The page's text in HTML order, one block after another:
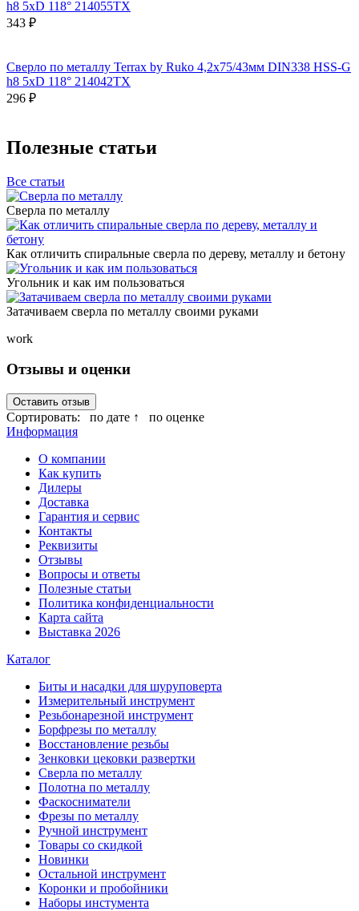
h8 5xD 118° 214055TX
343 ₽
Сверло по металлу Terrax by Ruko 4,2x75/43мм DIN338 HSS-G
h8 5xD 118° 214042TX
296 ₽
Полезные статьи
Все статьи
Сверла по металлу
Как отличить спиральные сверла по дереву, металлу и бетону
Угольник и как им пользоваться
Затачиваем сверла по металлу своими руками
work
Отзывы и оценки
Оставить отзыв
Сортировать: по дате ↑
по оценке
Информация
О компании
Как купить
Дилеры
Доставка
Гарантия и сервис
Контакты
Реквизиты
Отзывы
Вопросы и ответы
Полезные статьи
Политика конфиденциальности
Карта сайта
Выставка 2026
Каталог
Биты и насадки для шуруповерта
Измерительный инструмент
Резьбонарезной инструмент
Борфрезы по металлу
Восстановление резьбы
Зенковки цековки развертки
Сверла по металлу
Полотна по металлу
Фаскосниматели
Фрезы по металлу
Ручной инструмент
Товары со скидкой
Новинки
Остальной инструмент
Коронки и пробойники
Наборы инстумента